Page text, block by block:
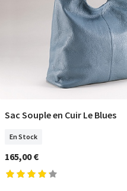
COMMANDER
Sac Souple en Cuir Le Blues
En Stock
165,00 €